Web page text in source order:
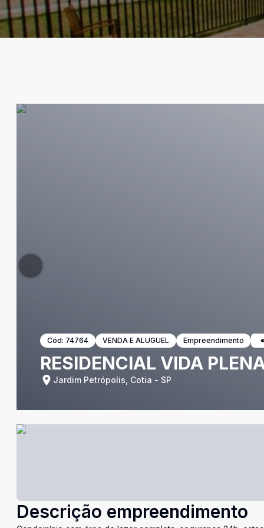
Cód: 74764 VENDA E ALUGUEL Empreendimento
RESIDENCIAL VIDA
Jardim Petrópolis, Cotia - SP
Descrição empreendimento